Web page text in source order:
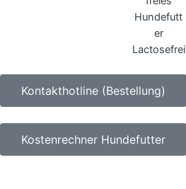
Lactosefrei
Kontakthotline (Bestellung)
Kostenrechner Hundefutter